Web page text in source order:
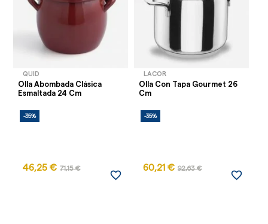
QUID
Olla Abombada Clásica
Esmaltada 24 Cm
-35%
46,25 € 71,15 €
favorite_border
LACOR
Olla Con Tapa Gourmet 26
Cm
-35%
60,21 € 92,63 €
favorite_border